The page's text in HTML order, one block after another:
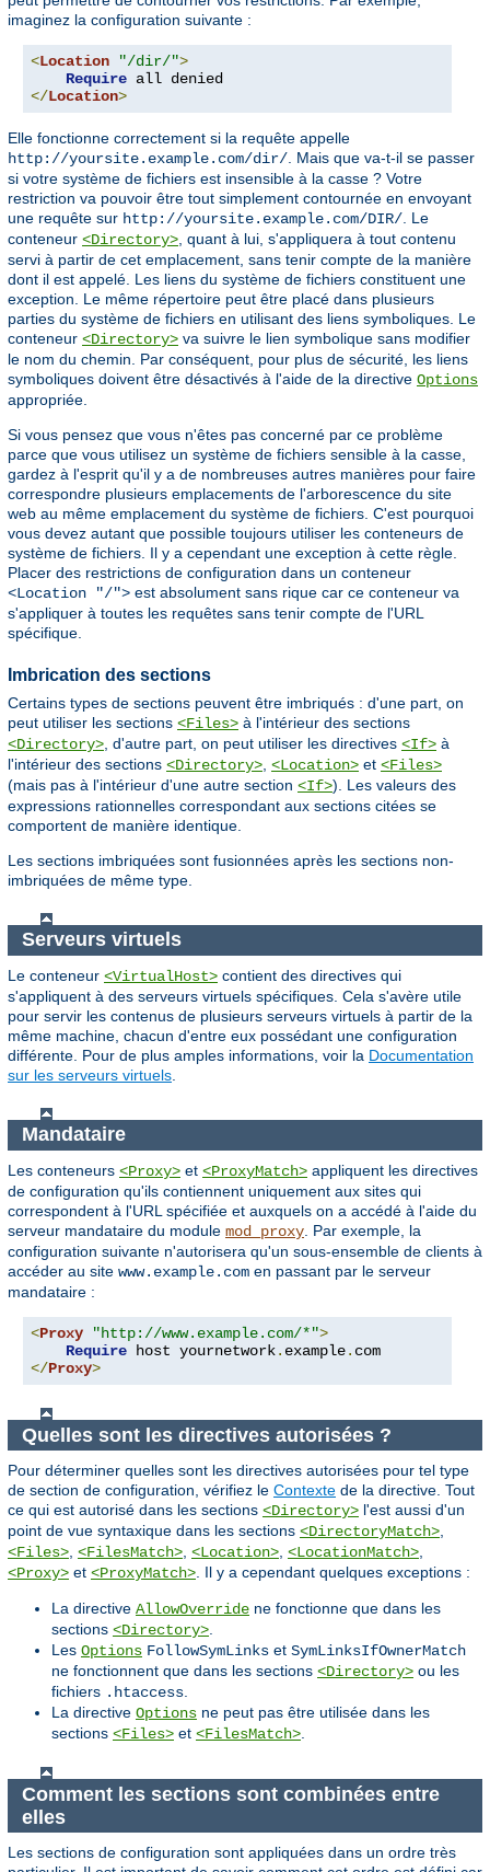
imaginez la configuration suivante :
<Location "/dir/">
Require
</Location>
Elle fonctionne correctement si la requête appelle
http://yoursite.example.com/dir/. Mais que va-t-il se passer
si votre système de fichiers est insensible à la casse ? Votre
restriction va pouvoir être tout simplement contournée en envoyant
une requête sur http://yoursite.example.com/DIR/. Le
conteneur <Directory>, quant à lui, s'appliquera à tout contenu
servi à partir de cet emplacement, sans tenir compte de la manière
dont il est appelé. Les liens du système de fichiers constituent une
exception. Le même répertoire peut être placé dans plusieurs
parties du système de fichiers en utilisant des liens symboliques. Le
conteneur <Directory> va suivre le lien symbolique sans modifier
le nom du chemin. Par conséquent, pour plus de sécurité, les liens
symboliques doivent être désactivés à l'aide de la directive Options
appropriée.
Si vous pensez que vous n'êtes pas concerné par ce problème
parce que vous utilisez un système de fichiers sensible à la casse,
gardez à l'esprit qu'il y a de nombreuses autres manières pour faire
correspondre plusieurs emplacements de l'arborescence du site
web au même emplacement du système de fichiers. C'est pourquoi
vous devez autant que possible toujours utiliser les conteneurs de
système de fichiers. Il y a cependant une exception à cette règle.
Placer des restrictions de configuration dans un conteneur
<Location "/"> est absolument sans rique car ce conteneur va
s'appliquer à toutes les requêtes sans tenir compte de l'URL
spécifique.
Imbrication des sections
Certains types de sections peuvent être imbriqués : d'une part, on
peut utiliser les sections <Files> à l'intérieur des sections
<Directory> , d'autre part, on peut utiliser les directives <If> à
l'intérieur des sections <Directory> <Location> et <Files>
(mais pas à l'intérieur d'une autre section <If>). Les valeurs des
expressions rationnelles correspondant aux sections citées se
comportent de manière identique.
Les sections imbriquées sont fusionnées après les sections non-
imbriquées de même type.
Serveurs virtuels
Le conteneur <VirtualHost> contient des directives qui
s'appliquent à des serveurs virtuels spécifiques. Cela s'avère utile
pour servir les contenus de plusieurs serveurs virtuels à partir de la
même machine, chacun d'entre eux possédant une configuration
différente. Pour de plus amples informations, voir la Documentation
sur les serveurs virtuels
Mandataire
Les conteneurs <Proxy> et <ProxyMatch> appliquent les directives
de configuration qu'ils contiennent uniquement aux sites qui
correspondent à l'URL spécifiée et auxquels on a accédé à l'aide du
serveur mandataire du module mod_proxy . Par exemple, la
configuration suivante n'autorisera qu'un sous-ensemble de clients à
accéder au site www.example.com en passant par le serveur
mandataire :
<Proxy "http://www.example.com/*">
Require host yournetwork. example.
</Proxy>
Quelles sont les directives autorisées ?
Pour déterminer quelles sont les directives autorisées pour tel type
de section de configuration, vérifiez le Contexte de la directive. Tout
ce qui est autorisé dans les sections <Directory> l'est aussi d'un
point de vue syntaxique dans les sections <DirectoryMatch>,
<Files>, <FilesMatch>, <Location>, <LocationMatch>,
<Proxy> et <ProxyMatch>. Il y a cependant quelques exceptions :
La directive AllowOverride ne fonctionne que dans les
sections <Directory>.
Les Options FollowSymLinks et SymLinksIfOwnerMatch
ne fonctionnent que dans les sections <Directory> ou les
fichiers .htaccess.
La directive Options ne peut pas être utilisée dans les
sections <Files> et <FilesMatch>.
Comment les sections sont combinées entre
elles
Les sections de configuration sont appliquées dans un ordre très